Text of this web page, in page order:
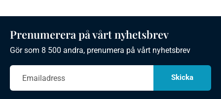
Prenumerera på vårt nyhetsbrev
Gör som 8 500 andra, prenumera på vårt nyhetsbrev